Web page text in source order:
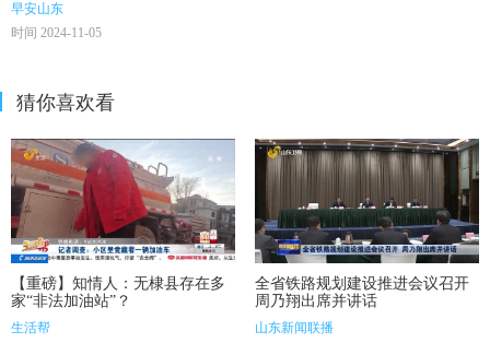
早安山东
时间 2024-11-05
猜你喜欢看
【重磅】知情人：无棣县存在多
家“非法加油站”？
生活帮
全省铁路规划建设推进会议召开
周乃翔出席并讲话
山东新闻联播